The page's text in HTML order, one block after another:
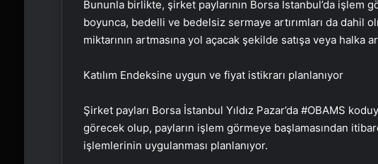
Bununla birlikte, şirket paylarının Borsa İstanbul’da işlem
boyunca, bedelli ve bedelsiz sermaye artırımları da dahil
miktarının artmasına yol açacak şekilde satışa veya halka
Katılım Endeksine uygun ve fiyat istikrarı planlanıyor
Şirket payları Borsa İstanbul Yıldız Pazar’da #OBAMS
görecek olup, payların işlem görmeye başlamasından
işlemlerinin uygulanması planlanıyor.